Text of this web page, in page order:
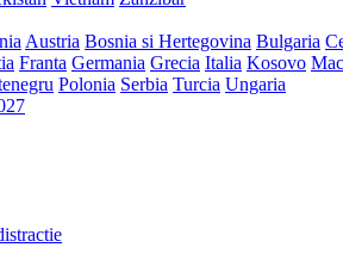
Austria Bosnia si Hertegovina Bulgaria
Franta Germania Grecia Italia Kosovo
Polonia Serbia Turcia Ungaria